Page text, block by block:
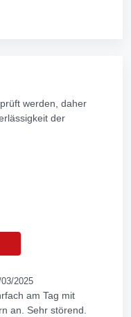
werden, daher
der
2025
am Tag mit
an. Sehr störend.